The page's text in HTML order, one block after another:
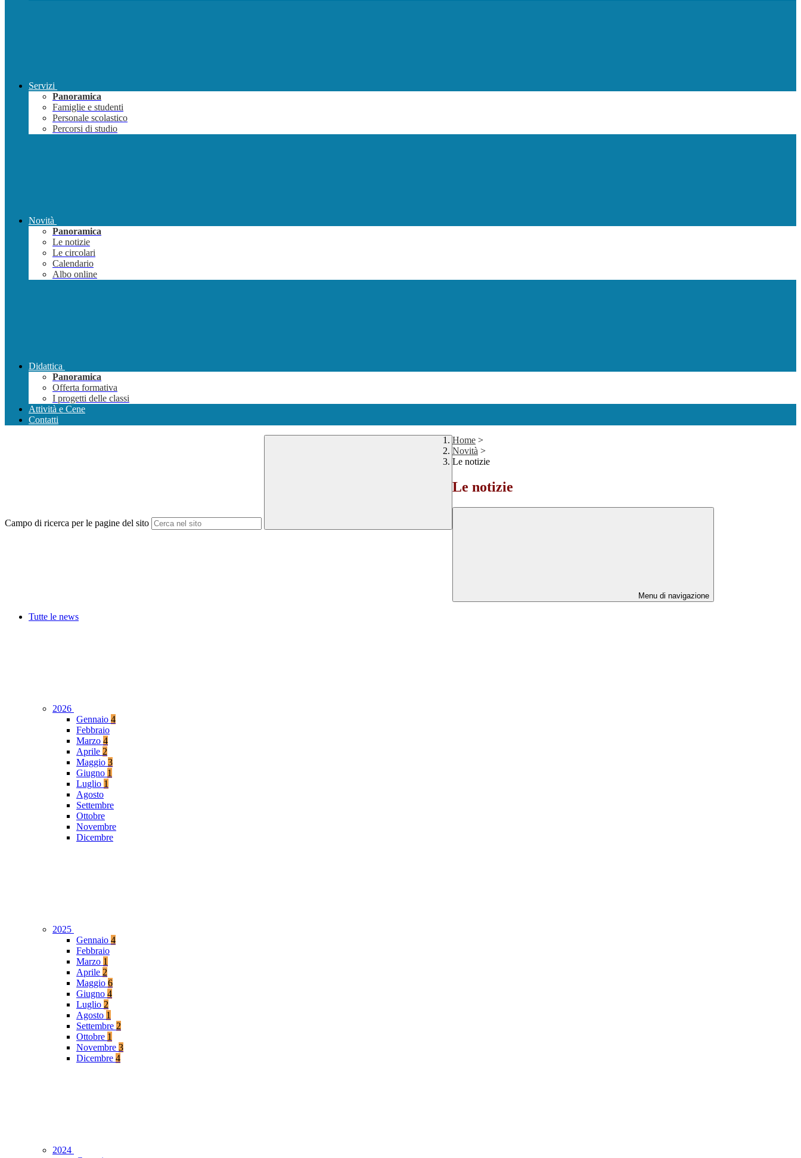
Servizi
Panoramica
Famiglie e studenti
Personale scolastico
Percorsi di studio
Novità
Panoramica
Le notizie
Le circolari
Calendario
Albo online
Didattica
Panoramica
Offerta formativa
I progetti delle classi
Attività e Cene
Contatti
Campo di ricerca per le pagine del sito
Home >
Novità >
Le notizie
Le notizie
Menu di navigazione
Tutte le news
2026
Gennaio 4
Febbraio
Marzo 4
Aprile 2
Maggio 3
Giugno 1
Luglio 1
Agosto
Settembre
Ottobre
Novembre
Dicembre
2025
Gennaio 4
Febbraio
Marzo 1
Aprile 2
Maggio 6
Giugno 4
Luglio 2
Agosto 1
Settembre 2
Ottobre 1
Novembre 3
Dicembre 4
2024